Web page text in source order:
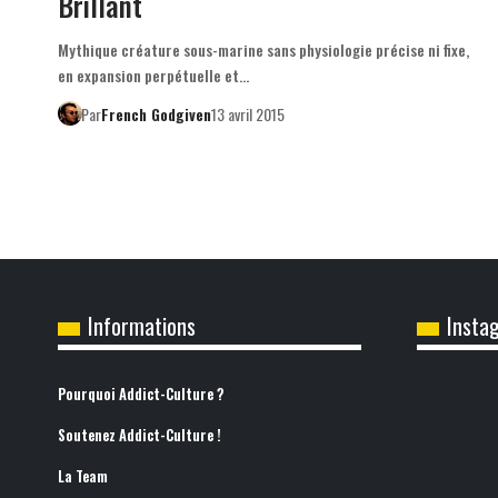
Mythique créature sous-marine sans physiologie précise ni fixe,
en expansion perpétuelle et…
ParFrench Godgiven13 avril 2015
Informations
Pourquoi Addict-Culture ?
Soutenez Addict-Culture !
La Team